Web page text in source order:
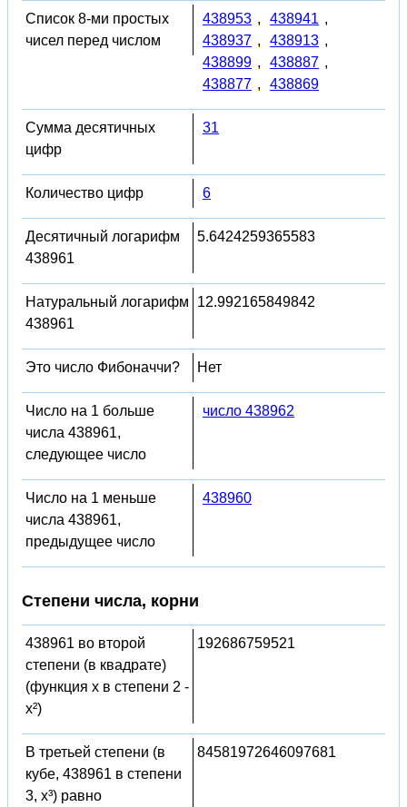
Список 8-ми простых
чисел перед числом
438953 , 438941 ,
438937 , 438913 ,
438899 , 438887 ,
438877 , 438869
Сумма десятичных
цифр
31
Количество цифр 6
Десятичный логарифм
438961
5.6424259365583
Натуральный логарифм
438961
12.992165849842
Это число Фибоначчи? Нет
Число на 1 больше
числа 438961,
следующее число
число 438962
Число на 1 меньше
числа 438961,
предыдущее число
438960
Степени числа, корни
438961 во второй
степени (в квадрате)
(функция x в степени 2 -
x²)
192686759521
В третьей степени (в
кубе, 438961 в степени
3, x³) равно
84581972646097681